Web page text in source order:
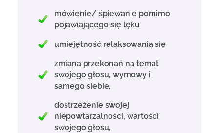
mówienie/ śpiewanie pomimo
pojawiającego się lęku
umiejętność relaksowania się
zmiana przekonań na temat
swojego głosu, wymowy i
samego siebie,
dostrzeżenie swojej
niepowtarzalności, wartości
swojego głosu,